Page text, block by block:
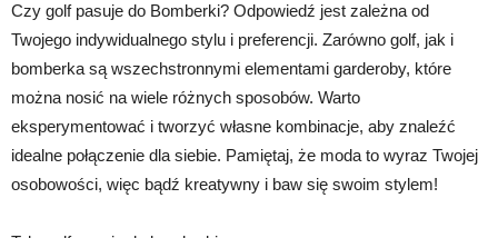
Czy golf pasuje do Bomberki? Odpowiedź jest zależna od
Twojego indywidualnego stylu i preferencji. Zarówno golf, jak i
bomberka są wszechstronnymi elementami garderoby, które
można nosić na wiele różnych sposobów. Warto
eksperymentować i tworzyć własne kombinacje, aby znaleźć
idealne połączenie dla siebie. Pamiętaj, że moda to wyraz Twojej
osobowości, więc bądź kreatywny i baw się swoim stylem!